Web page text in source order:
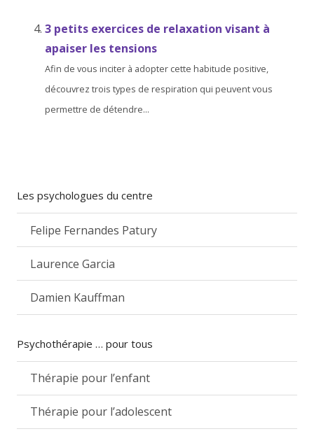
3 petits exercices de relaxation visant à
apaiser les tensions
Afin de vous inciter à adopter cette habitude positive,
découvrez trois types de respiration qui peuvent vous
permettre de détendre...
Les psychologues du centre
Felipe Fernandes Patury
Laurence Garcia
Damien Kauffman
Psychothérapie … pour tous
Thérapie pour l’enfant
Thérapie pour l’adolescent